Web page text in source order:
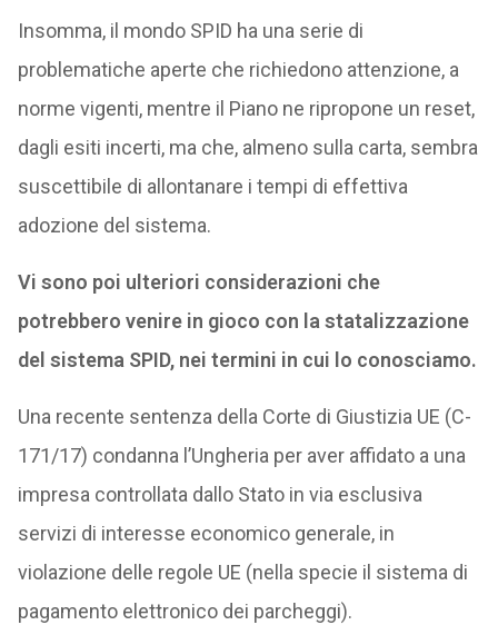
Insomma, il mondo SPID ha una serie di
problematiche aperte che richiedono attenzione, a
norme vigenti, mentre il Piano ne ripropone un reset,
dagli esiti incerti, ma che, almeno sulla carta, sembra
suscettibile di allontanare i tempi di effettiva
adozione del sistema.
Vi sono poi ulteriori considerazioni che
potrebbero venire in gioco con la statalizzazione
del sistema SPID, nei termini in cui lo conosciamo.
Una recente sentenza della Corte di Giustizia UE (C-
171/17) condanna l’Ungheria per aver affidato a una
impresa controllata dallo Stato in via esclusiva
servizi di interesse economico generale, in
violazione delle regole UE (nella specie il sistema di
pagamento elettronico dei parcheggi).